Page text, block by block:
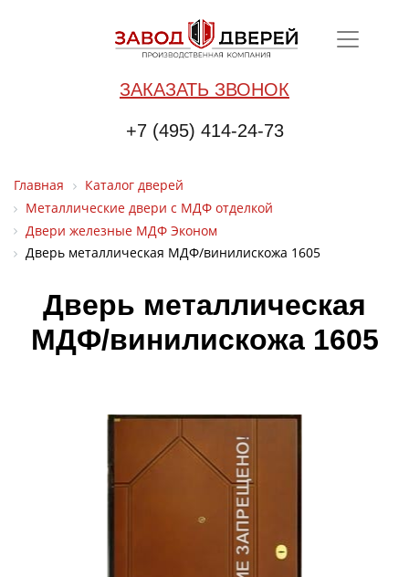
ЗАКАЗАТЬ ЗВОНОК
+7 (495) 414-24-73
Главная
Каталог дверей
Металлические двери с МДФ отделкой
Двери железные МДФ Эконом
Дверь металлическая МДФ/винилискожа 1605
Дверь металлическая
МДФ/винилискожа 1605